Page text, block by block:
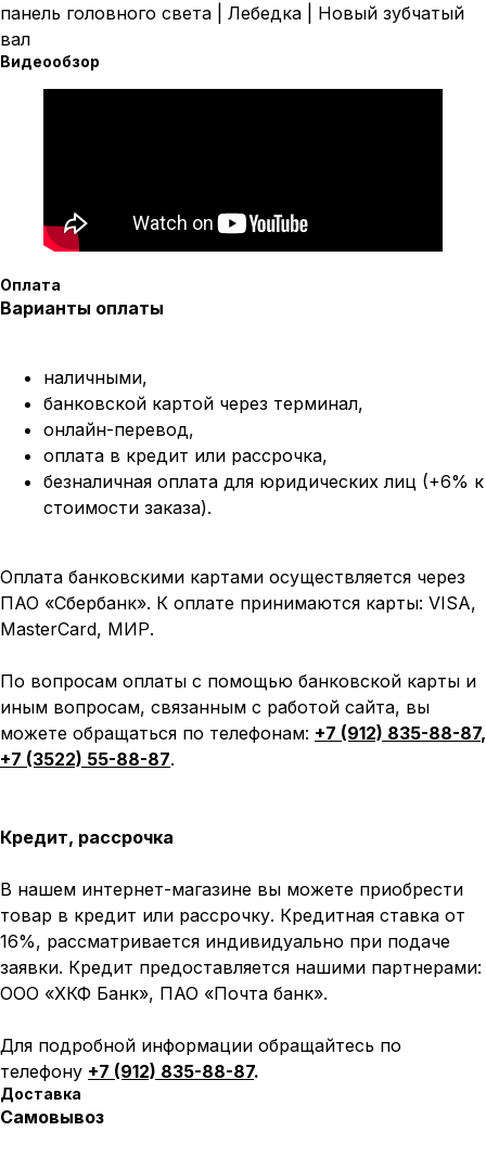
панель головного света | Лебедка | Новый зубчатый
вал
Видеообзор
Оплата
Варианты оплаты
наличными,
банковской картой через терминал,
онлайн-перевод,
оплата в кредит или рассрочка,
безналичная оплата для юридических лиц (+6% к
стоимости заказа).
Оплата банковскими картами осуществляется через
ПАО «Сбербанк». К оплате принимаются карты: VISA,
MasterCard, МИР.
По вопросам оплаты с помощью банковской карты и
иным вопросам, связанным с работой сайта, вы
можете обращаться по телефонам: +7 (912) 835-88-87,
+7 (3522) 55-88-87.
Кредит, рассрочка
В нашем интернет-магазине вы можете приобрести
товар в кредит или рассрочку. Кредитная ставка от
16%, рассматривается индивидуально при подаче
заявки. Кредит предоставляется нашими партнерами:
ООО «ХКФ Банк», ПАО «Почта банк».
Для подробной информации обращайтесь по
телефону +7 (912) 835-88-87.
Доставка
Самовывоз
Вся представленная информация носит
информационный характер и ни при каких условиях не
Написать в MAX Написать в Telegram